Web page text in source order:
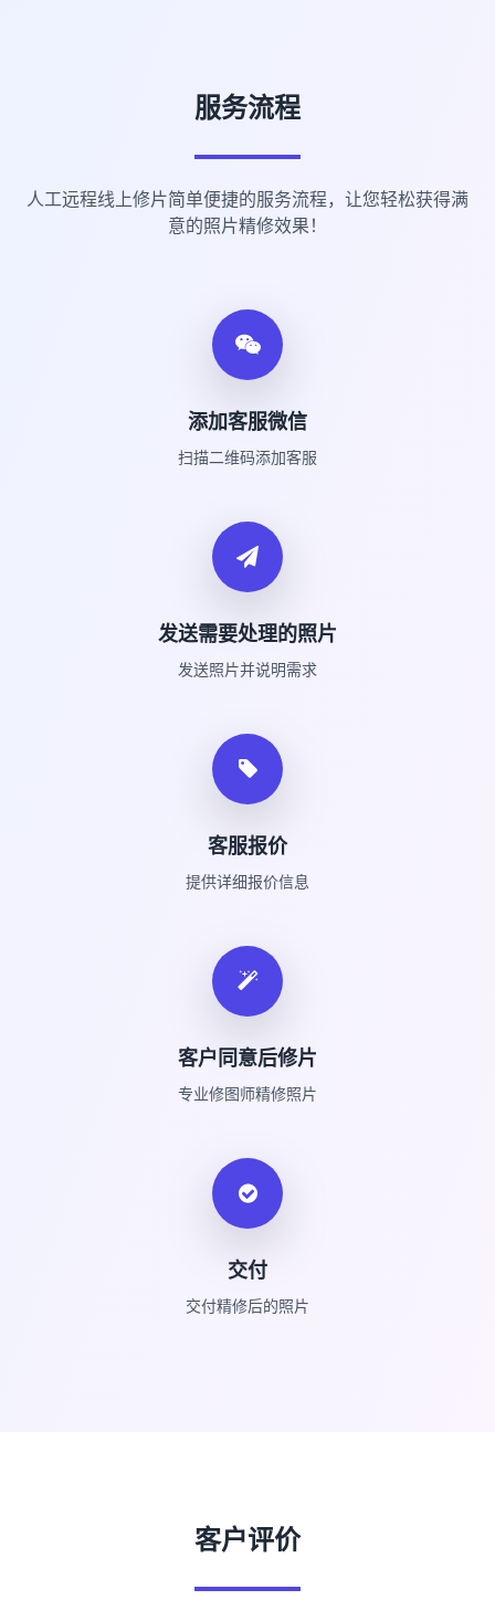
服务流程
人工远程线上修片简单便捷的服务流程，让您轻松获得满
意的照片精修效果！
添加客服微信
扫描二维码添加客服
发送需要处理的照片
发送照片并说明需求
客服报价
提供详细报价信息
客户同意后修片
专业修图师精修照片
交付
交付精修后的照片
客户评价